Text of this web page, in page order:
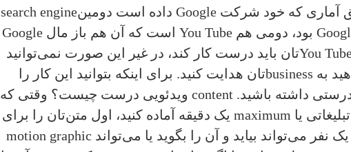
آماری که خود شرکت Google داده است دومین‌search engine
بود، دومی هم You Tube است که آن هم باز مال Google
Youتان باید درست کار کند، در غیر این صورت نمی‌توانید
به businessتان هدایت کنید. برای اینکه بتوانید این کار را
داشته باشید. content ویدئویی درست چیست؟ وقتی که
maximum یک دقیقه آماده کنید، اول متن‌تان را برای
می‌تواند بیاید و آن را بگوید یا می‌تواند motion graphic